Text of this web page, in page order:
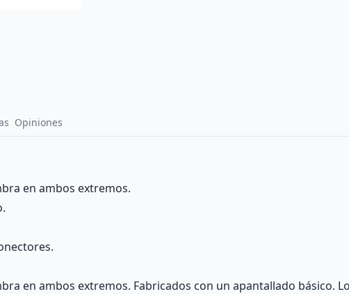
Opiniones
en ambos extremos.
en ambos extremos. Fabricados con un apantallado básico.